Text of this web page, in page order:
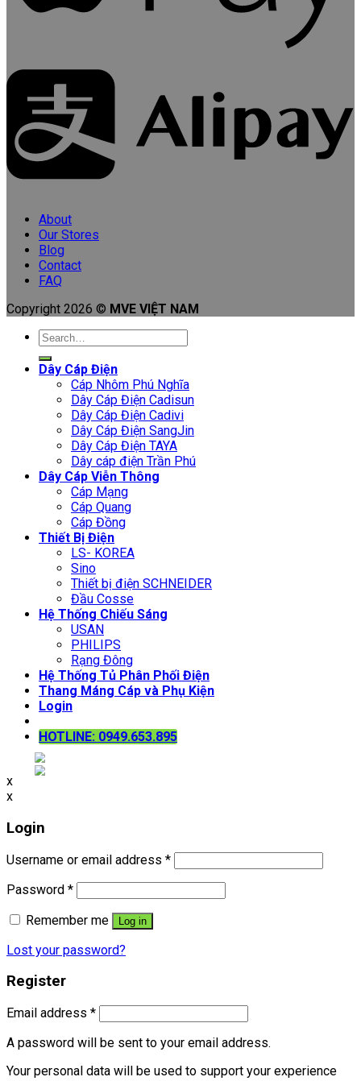
About
Our Stores
Blog
Contact
FAQ
Copyright 2026 © MVE VIỆT NAM
Search
Dây Cáp Điện
Cáp Nhôm Phú Nghĩa
Dây Cáp Điện Cadisun
Dây Cáp Điện Cadivi
Dây Cáp Điện SangJin
Dây Cáp Điện TAYA
Dây cáp điện Trần Phú
Dây Cáp Viễn Thông
Cáp Mạng
Cáp Quang
Cáp Đồng
Thiết Bị Điện
LS- KOREA
Sino
Thiết bị điện SCHNEIDER
Đầu Cosse
Hệ Thống Chiếu Sáng
USAN
PHILIPS
Rạng Đông
Hệ Thống Tủ Phân Phối Điện
Thang Máng Cáp và Phụ Kiện
Login
HOTLINE: 0949.653.895
x
x
Login
Username or email address *
Password *
Remember me
Log in
Lost your password?
Register
Email address *
A password will be sent to your email address.
Your personal data will be used to support your experience